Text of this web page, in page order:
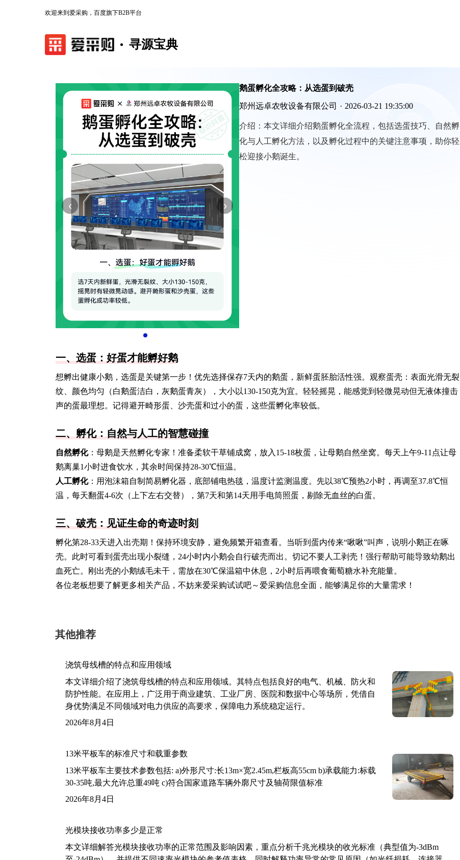
欢迎来到爱采购，百度旗下B2B平台
寻源宝典
‹ ›
鹅蛋孵化全攻略：从选蛋到破壳
郑州远卓农牧设备有限公司 · 2026-03-21 19:35:00
介绍： 本文详细介绍鹅蛋孵化全流程，包括选蛋技巧、自然孵
化与人工孵化方法，以及孵化过程中的关键注意事项，助你轻
松迎接小鹅诞生。
一、选蛋：好蛋才能孵好鹅
想孵出健康小鹅，选蛋是关键第一步！优先选择保存7天内的鹅蛋，新鲜蛋胚胎活性强。观察蛋壳：表面光滑无裂
纹、颜色均匀（白鹅蛋洁白，灰鹅蛋青灰），大小以130-150克为宜。轻轻摇晃，能感觉到轻微晃动但无液体撞击
声的蛋最理想。记得避开畸形蛋、沙壳蛋和过小的蛋，这些蛋孵化率较低。
二、孵化：自然与人工的智慧碰撞
自然孵化：母鹅是天然孵化专家！准备柔软干草铺成窝，放入15-18枚蛋，让母鹅自然坐窝。每天上午9-11点让母
鹅离巢1小时进食饮水，其余时间保持28-30℃恒温。
人工孵化：用泡沫箱自制简易孵化器，底部铺电热毯，温度计监测温度。先以38℃预热2小时，再调至37.8℃恒
温，每天翻蛋4-6次（上下左右交替），第7天和第14天用手电筒照蛋，剔除无血丝的白蛋。
三、破壳：见证生命的奇迹时刻
孵化第28-33天进入出壳期！保持环境安静，避免频繁开箱查看。当听到蛋内传来“啾啾”叫声，说明小鹅正在啄
壳。此时可看到蛋壳出现小裂缝，24小时内小鹅会自行破壳而出。切记不要人工剥壳！强行帮助可能导致幼鹅出
血死亡。刚出壳的小鹅绒毛未干，需放在30℃保温箱中休息，2小时后再喂食葡萄糖水补充能量。
各位老板想要了解更多相关产品，不妨来爱采购试试吧～爱采购信息全面，能够满足你的大量需求！
其他推荐
浇筑母线槽的特点和应用领域
本文详细介绍了浇筑母线槽的特点和应用领域。其特点包括良好的电气、机械、防火和
防护性能。在应用上，广泛用于商业建筑、工业厂房、医院和数据中心等场所，凭借自
身优势满足不同领域对电力供应的高要求，保障电力系统稳定运行。
2026年8月4日
13米平板车的标准尺寸和载重参数
13米平板车主要技术参数包括: a)外形尺寸:长13m×宽2.45m,栏板高55cm b)承载能力:标载
30-35吨,最大允许总重49吨 c)符合国家道路车辆外廓尺寸及轴荷限值标准
2026年8月4日
光模块接收功率多少是正常
本文详细解答光模块接收功率的正常范围及影响因素，重点分析千兆光模块的收光标准（典型值为-3dBm